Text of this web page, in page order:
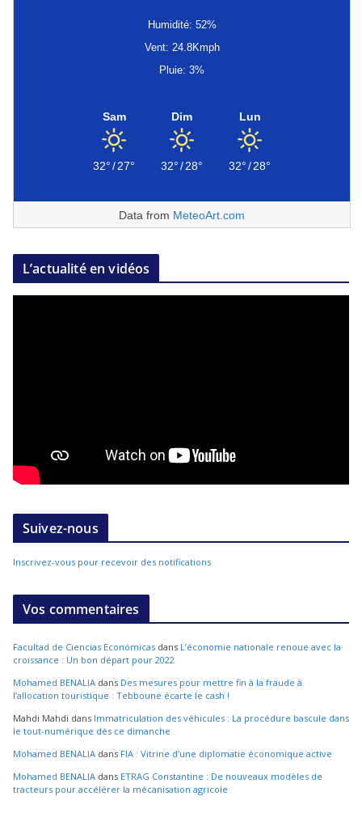
Humidité: 52%
Vent: 24.8Kmph
Pluie: 3%
Sam
32°/27°
Dim
32°/28°
Lun
32°/28°
Data from MeteoArt.com
L’actualité en vidéos
Suivez-nous
Inscrivez-vous pour recevoir des notifications
Vos commentaires
Facultad de Ciencias Económicas dans L’économie nationale renoue avec la
croissance : Un bon départ pour 2022
Mohamed BENALIA dans Des mesures pour mettre fin à la fraude à
l’allocation touristique : Tebboune écarte le cash !
Mahdi Mahdi dans Immatriculation des véhicules : La procédure bascule dans
le tout-numérique dès ce dimanche
Mohamed BENALIA dans FIA : Vitrine d’une diplomatie économique active
Mohamed BENALIA dans ETRAG Constantine : De nouveaux modèles de
tracteurs pour accélérer la mécanisation agricole